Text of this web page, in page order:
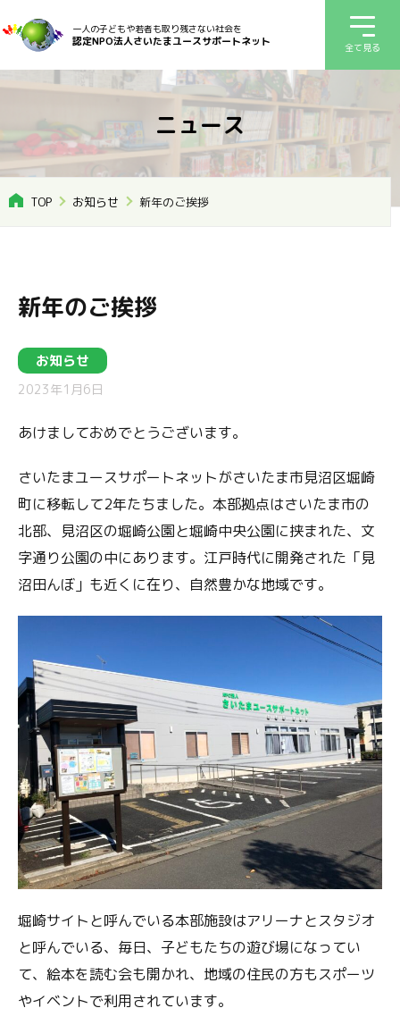
一人の子どもや若者も取り残さない社会を
認定NPO法人さいたまユースサポートネット 全て見る
ニュース
TOP お知らせ 新年のご挨拶
新年のご挨拶
お知らせ
2023年1月6日
あけましておめでとうございます。
さいたまユースサポートネットがさいたま市見沼区堀崎
町に移転して2年たちました。本部拠点はさいたま市の
北部、見沼区の堀崎公園と堀崎中央公園に挟まれた、文
字通り公園の中にあります。江戸時代に開発された「見
沼田んぼ」も近くに在り、自然豊かな地域です。
堀崎サイトと呼んでいる本部施設はアリーナとスタジオ
と呼んでいる、毎日、子どもたちの遊び場になってい
て、絵本を読む会も開かれ、地域の住民の方もスポーツ
やイベントで利用されています。